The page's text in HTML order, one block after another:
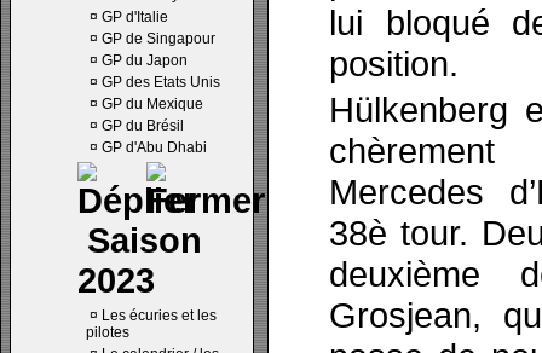
¤ GP d'Italie
¤ GP de Singapour
¤ GP du Japon
¤ GP des Etats Unis
¤ GP du Mexique
¤ GP du Brésil
¤ GP d'Abu Dhabi
Saison
2023
¤ Les écuries et les
pilotes
lui bloqué
position.
Hülkenberg
Mercedes
38è tour.
deuxième
Grosjean,